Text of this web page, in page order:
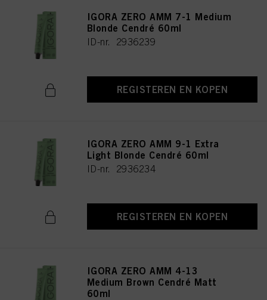
IGORA ZERO AMM 7-1 Medium
Blonde Cendré 60ml
ID-nr. 2936239
REGISTEREN EN KOPEN
IGORA ZERO AMM 9-1 Extra
Light Blonde Cendré 60ml
ID-nr. 2936234
REGISTEREN EN KOPEN
IGORA ZERO AMM 4-13
Medium Brown Cendré Matt
60ml